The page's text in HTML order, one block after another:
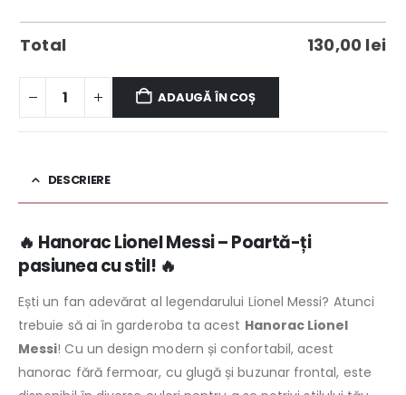
Total 130,00 lei
ADAUGĂ ÎN COȘ
DESCRIERE
🔥 Hanorac Lionel Messi – Poartă-ți
pasiunea cu stil! 🔥
Ești un fan adevărat al legendarului Lionel Messi? Atunci
trebuie să ai în garderoba ta acest Hanorac Lionel
Messi! Cu un design modern și confortabil, acest
hanorac fără fermoar, cu glugă și buzunar frontal, este